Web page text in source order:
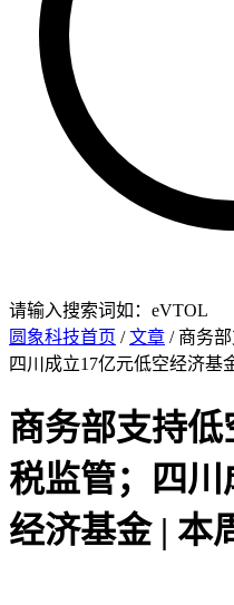
请输入搜索词如：eVTOL
圆象科技首页 /文章 / 商务
四川成立17亿元低空经济基
商务部支持
税监管；四川
经济基金 | 本